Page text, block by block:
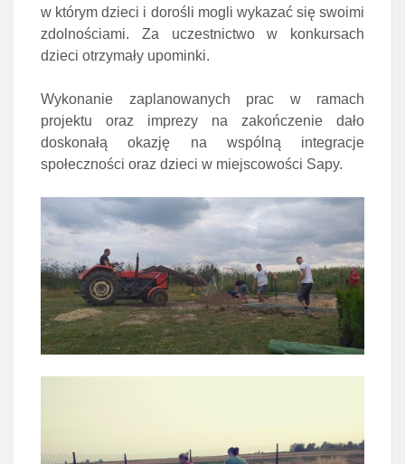
w którym dzieci i dorośli mogli wykazać się swoimi
zdolnościami. Za uczestnictwo w konkursach
dzieci otrzymały upominki.
Wykonanie zaplanowanych prac w ramach
projektu oraz imprezy na zakończenie dało
doskonałą okazję na wspólną integracje
społeczności oraz dzieci w miejscowości Sapy.